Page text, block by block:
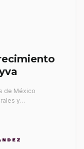
de México
y…